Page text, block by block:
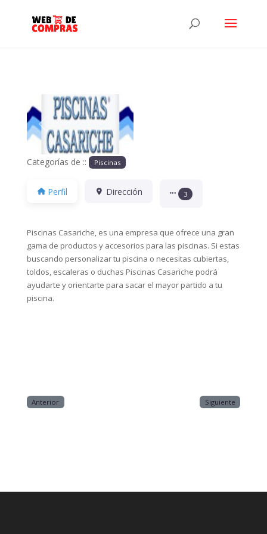
Anterior
Categorías de :: Piscinas
Perfil Dirección 3
Piscinas Casariche, es una empresa que ofrece una gran
gama de productos y accesorios para las piscinas. Si estas
buscando personalizar tu piscina o necesitas cubiertas,
toldos, escaleras o duchas Piscinas Casariche podrá
ayudarte y orientarte para sacar el mayor partido a tu
piscina.
Anterior Siguiente